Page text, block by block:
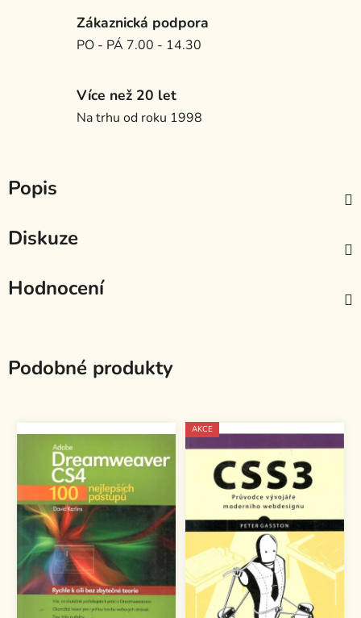
Zákaznická podpora
PO - PÁ 7.00 - 14.30
Více než 20 let
Na trhu od roku 1998
Popis
Diskuze
Hodnocení
Podobné produkty
AKCE